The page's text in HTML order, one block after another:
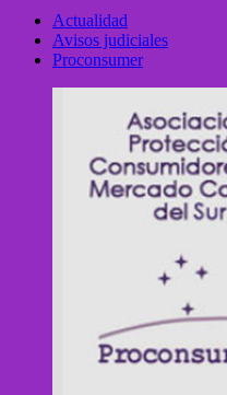
Actualidad
Avisos judiciales
Proconsumer